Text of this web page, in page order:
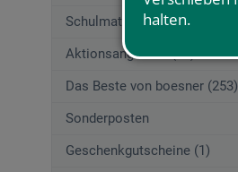
Schulmaterial (195)
Aktionsangebote (29)
Das Beste von boesner (253)
Sonderposten
Geschenkgutscheine (1)